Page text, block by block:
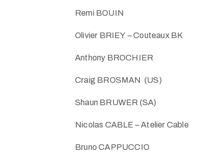
Remi BOUIN
Olivier BRIEY – Couteaux BK
Anthony BROCHIER
Craig BROSMAN (US)
Shaun BRUWER (SA)
Nicolas CABLE – Atelier Cable
Bruno CAPPUCCIO